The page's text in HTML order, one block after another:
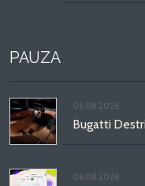
PAUZA
06.08.2026.
Bugatti
06.08.2026.